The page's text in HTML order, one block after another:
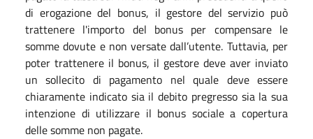
di erogazione del bonus, il gestore del servizio può
trattenere l'importo del bonus per compensare le
somme dovute e non versate dall’utente. Tuttavia, per
poter trattenere il bonus, il gestore deve aver inviato
un sollecito di pagamento nel quale deve essere
chiaramente indicato sia il debito pregresso sia la sua
intenzione di utilizzare il bonus sociale a copertura
delle somme non pagate.